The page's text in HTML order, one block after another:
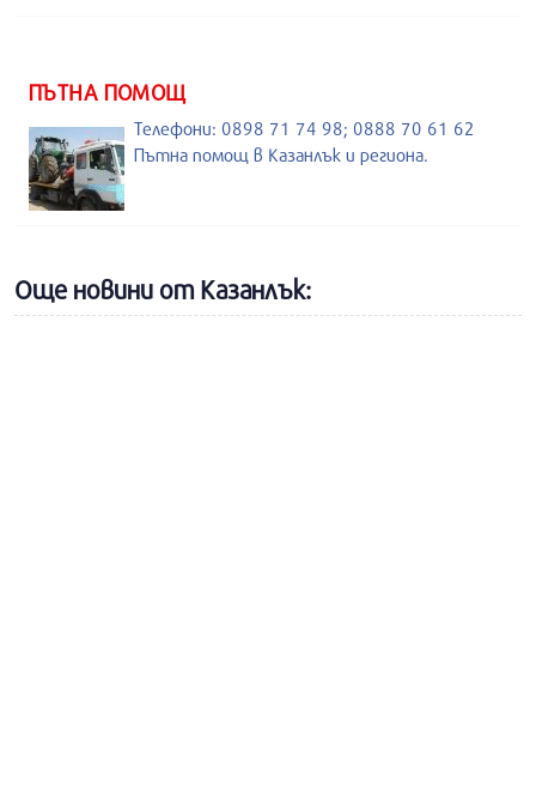
ПЪТНА ПОМОЩ
Телефони: 0898 71 74 98; 0888 70 61 62
Пътна помощ в Казанлък и региона.
Още новини от Казанлък: